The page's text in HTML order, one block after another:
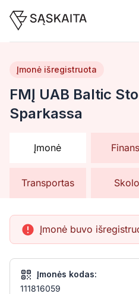
FMĮ UAB Baltic
Sparkassa
Įmonė išregistruota
Įmonė
Transportas
Įmonė buvo
Įmonės kodas:
111816059